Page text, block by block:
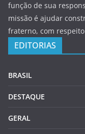
função de sua
missão é ajudar
fraterno, com
EDITORIAS
BRASIL
DESTAQUE
GERAL